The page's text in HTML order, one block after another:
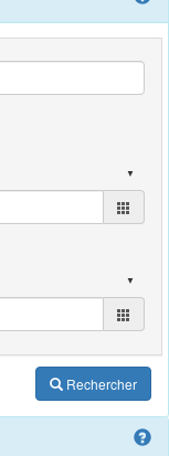
Rechercher